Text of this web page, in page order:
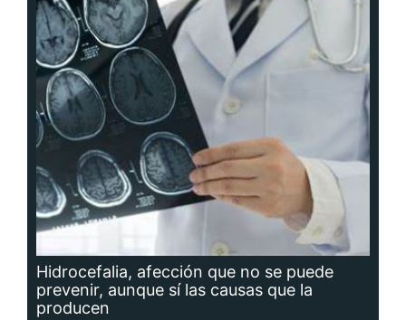
Hidrocefalia, afección que no se puede
prevenir, aunque sí las causas que la
producen